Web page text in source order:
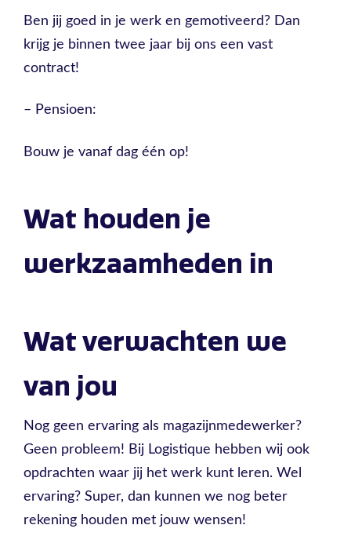
Ben jij goed in je werk en gemotiveerd? Dan
krijg je binnen twee jaar bij ons een vast
contract!
– Pensioen:
Bouw je vanaf dag één op!
Wat houden je
werkzaamheden in
Wat verwachten we
van jou
Nog geen ervaring als magazijnmedewerker?
Geen probleem! Bij Logistique hebben wij ook
opdrachten waar jij het werk kunt leren. Wel
ervaring? Super, dan kunnen we nog beter
rekening houden met jouw wensen!